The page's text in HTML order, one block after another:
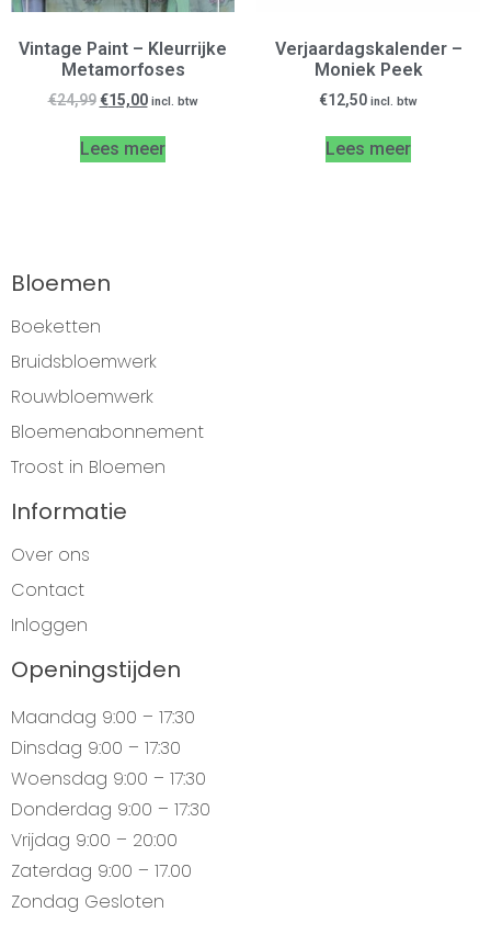
Vintage Paint – Kleurrijke
Metamorfoses
€24,99 €15,00 incl. btw
Lees meer
Verjaardagskalender –
Moniek Peek
€12,50 incl. btw
Lees meer
Bloemen
Boeketten
Bruidsbloemwerk
Rouwbloemwerk
Bloemenabonnement
Troost in Bloemen
Informatie
Over ons
Contact
Inloggen
Openingstijden
Maandag 9:00 – 17:30
Dinsdag 9:00 – 17:30
Woensdag 9:00 – 17:30
Donderdag 9:00 – 17:30
Vrijdag 9:00 – 20:00
Zaterdag 9:00 – 17.00
Zondag Gesloten